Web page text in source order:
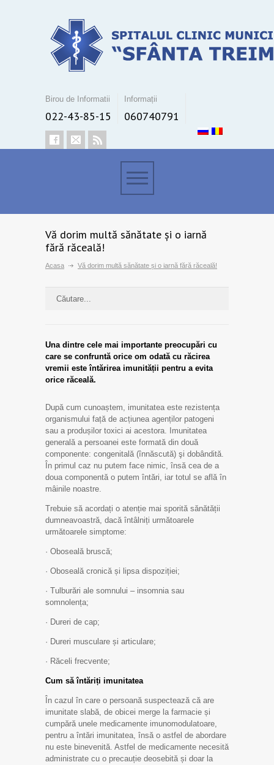
Birou de Informatii
022-43-85-15
Informații
060740791
Vă dorim multă sănătate și o iarnă
fără răceală!
Acasa Vă dorim multă sănătate și o iarnă fără răceală!
Una dintre cele mai importante preocupări cu
care se confruntă orice om odată cu răcirea
vremii este întărirea imunității pentru a evita
orice răceală.
După cum cunoaștem, imunitatea este rezistența
organismului față de acțiunea agenților patogeni
sau a produșilor toxici ai acestora. Imunitatea
generală a persoanei este formată din două
componente: congenitală (înnăscută) şi dobândită.
În primul caz nu putem face nimic, însă cea de a
doua componentă o putem întări, iar totul se află în
mâinile noastre.
Trebuie să acordați o atenție mai sporită sănătății
dumneavoastră, dacă întâlniți următoarele
următoarele simptome:
· Oboseală bruscă;
· Oboseală cronică și lipsa dispoziției;
· Tulburări ale somnului – insomnia sau
somnolența;
· Dureri de cap;
· Dureri musculare și articulare;
· Răceli frecvente;
Cum să întăriți imunitatea
În cazul în care o persoană suspectează că are
imunitate slabă, de obicei merge la farmacie și
cumpără unele medicamente imunomodulatoare,
pentru a întări imunitatea, însă o astfel de abordare
nu este binevenită. Astfel de medicamente necesită
administrate cu o precauție deosebită și doar la